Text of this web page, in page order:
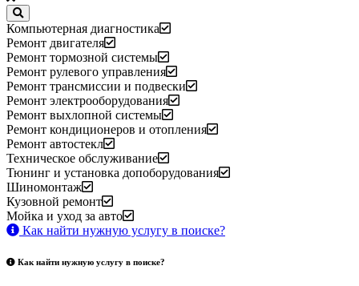
Компьютерная диагностика
Ремонт двигателя
Ремонт тормозной системы
Ремонт рулевого управления
Ремонт трансмиссии и подвески
Ремонт электрооборудования
Ремонт выхлопной системы
Ремонт кондиционеров и отопления
Ремонт автостекл
Техническое обслуживание
Тюнинг и установка допоборудования
Шиномонтаж
Кузовной ремонт
Мойка и уход за авто
Как найти нужную услугу в поиске?
Как найти нужную услугу в поиске?